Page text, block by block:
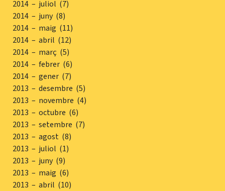
2014 – juliol (7)
2014 – juny (8)
2014 – maig (11)
2014 – abril (12)
2014 – març (5)
2014 – febrer (6)
2014 – gener (7)
2013 – desembre (5)
2013 – novembre (4)
2013 – octubre (6)
2013 – setembre (7)
2013 – agost (8)
2013 – juliol (1)
2013 – juny (9)
2013 – maig (6)
2013 – abril (10)